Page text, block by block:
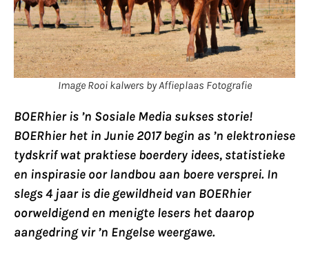
Image Rooi kalwers by Affieplaas Fotografie
BOERhier is ’n Sosiale Media sukses storie!
BOERhier het in Junie 2017 begin as ’n elektroniese
tydskrif wat praktiese boerdery idees, statistieke
en inspirasie oor landbou aan boere versprei. In
slegs 4 jaar is die gewildheid van BOERhier
oorweldigend en menigte lesers het daarop
aangedring vir ’n Engelse weergawe.